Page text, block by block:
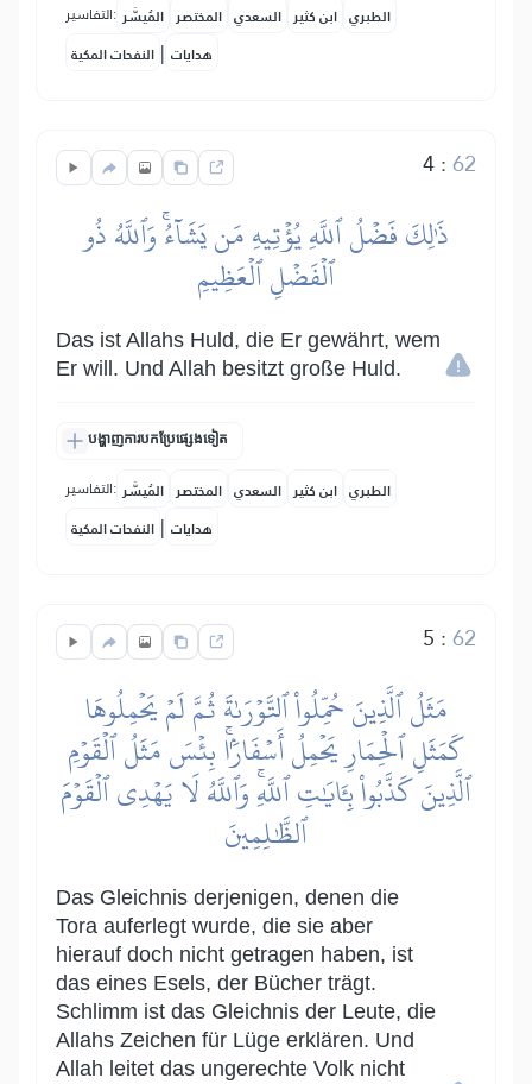
التفاسير: المُيسَّر المختصر السعدي ابن كثير الطبري
النفحات المكية | هدايات
4:62
ذَٰلِكَ فَضۡلُ ٱللَّهِ يُؤۡتِيهِ مَن يَشَآءُۚ وَٱللَّهُ ذُو
ٱلۡفَضۡلِ ٱلۡعَظِيمِ
Das ist Allahs Huld, die Er gewährt, wem
Er will. Und Allah besitzt große Huld.
បង្ហាញការបកប្រែផ្សេងទៀត
التفاسير: المُيسَّر المختصر السعدي ابن كثير الطبري
النفحات المكية | هدايات
5 :62
مَثَلُ ٱلَّذِينَ حُمِّلُواْ ٱلتَّوۡرَىٰةَ ثُمَّ لَمۡ يَحۡمِلُوهَا
كَمَثَلِ ٱلۡحِمَارِ يَحۡمِلُ أَسۡفَارَۢاۚ بِئۡسَ مَثَلُ ٱلۡقَوۡمِ
ٱلَّذِينَ كَذَّبُواْ بِـَٔايَٰتِ ٱللَّهِۚ وَٱللَّهُ لَا يَهۡدِي ٱلۡقَوۡمَ
ٱلظَّٰلِمِينَ
Das Gleichnis derjenigen, denen die
Tora auferlegt wurde, die sie aber
hierauf doch nicht getragen haben, ist
das eines Esels, der Bücher trägt.
Schlimm ist das Gleichnis der Leute, die
Allahs Zeichen für Lüge erklären. Und
Allah leitet das ungerechte Volk nicht